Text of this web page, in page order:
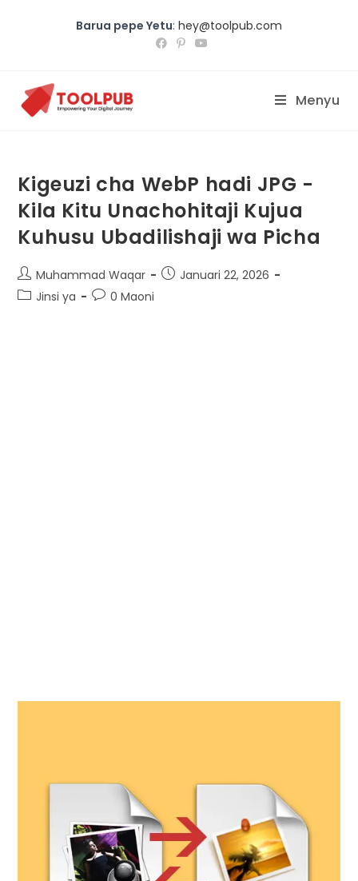
Barua pepe Yetu: hey@toolpub.com
Menyu
Kigeuzi cha WebP hadi JPG -
Kila Kitu Unachohitaji Kujua
Kuhusu Ubadilishaji wa Picha
Muhammad Waqar
Januari 22, 2026
Jinsi ya
0 Maoni